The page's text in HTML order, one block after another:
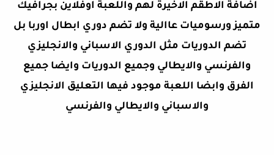
اضافة الاطقم الاخيرة لهم واللعبة اوفلاين بجرافيك
متميز ورسوميات عاالية ولا تضم دوري ابطال اوربا بل
تضم الدوريات مثل الدوري الاسباني والانجليزي
والفرنسي والايطالي وجميع الدوريات وايضا جميع
الفرق وابضا اللعبة موجود فيها التعليق الانجليزي
والاسباني والايطالي والفرنسي